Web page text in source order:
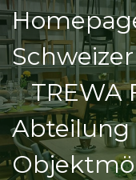
TREWA
Abteilung